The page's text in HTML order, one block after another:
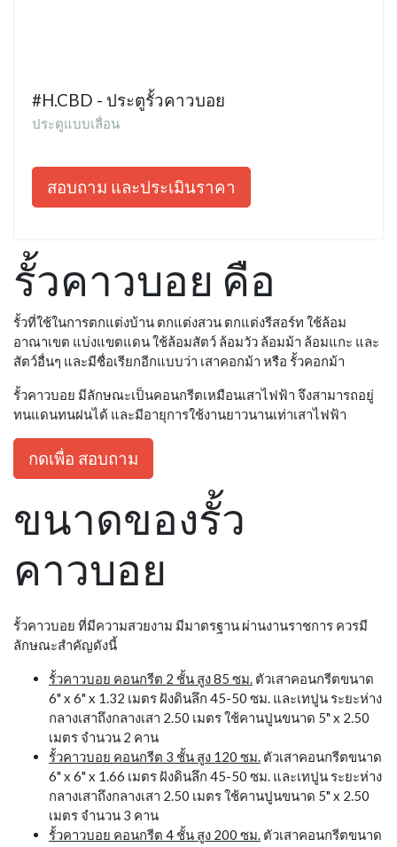
#H.CBD - ประตูรั้วคาวบอย
ประตูแบบเลื่อน
สอบถาม และประเมินราคา
รั้วคาวบอย คือ
รั้วที่ใช้ในการตกแต่งบ้าน ตกแต่งสวน ตกแต่งรีสอร์ท ใช้ล้อม
อาณาเขต แบ่งแขตแดน ใช้ล้อมสัตว์ ล้อมวัว ล้อมม้า ล้อมแกะ และ
สัตว์อื่นๆ และมีชื่อเรียกอีกแบบว่า เสาคอกม้า หรือ รั้วคอกม้า
รั้วคาวบอย มีลักษณะเป็นคอนกรีตเหมือนเสาไฟฟ้า จึงสามารถอยู่
ทนแดนทนฝนได้ และมีอายุการใช้งานยาวนานเท่าเสาไฟฟ้า
กดเพื่อ สอบถาม
ขนาดของรั้ว
คาวบอย
รั้วคาวบอย ที่มีความสวยงาม มีมาตรฐาน ผ่านงานราชการ ควรมี
ลักษณะสำคัญดังนี้
รั้วคาวบอย คอนกรีต 2 ชั้น สูง 85 ซม. ตัวเสาคอนกรีตขนาด
6" x 6" x 1.32 เมตร ฝังดินลึก 45-50 ซม. และเทปูน ระยะห่าง
กลางเสาถึงกลางเสา 2.50 เมตร ใช้คานปูนขนาด 5" x 2.50
เมตร จำนวน 2 คาน
รั้วคาวบอย คอนกรีต 3 ชั้น สูง 120 ซม. ตัวเสาคอนกรีตขนาด
6" x 6" x 1.66 เมตร ฝังดินลึก 45-50 ซม. และเทปูน ระยะห่าง
กลางเสาถึงกลางเสา 2.50 เมตร ใช้คานปูนขนาด 5" x 2.50
เมตร จำนวน 3 คาน
รั้วคาวบอย คอนกรีต 4 ชั้น สูง 200 ซม. ตัวเสาคอนกรีตขนาด